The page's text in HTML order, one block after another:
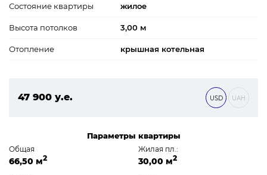
Состояние квартиры жилое
Высота потолков 3,00 м
Отопление крышная котельная
47 900 у.е.
USD UAH
Параметры квартиры
Общая
66,50 м2
Жилая пл.:
30,00 м2